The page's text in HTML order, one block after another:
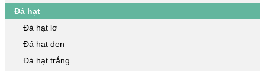
Đá hạt
Đá hạt lơ
Đá hạt đen
Đá hạt trắng